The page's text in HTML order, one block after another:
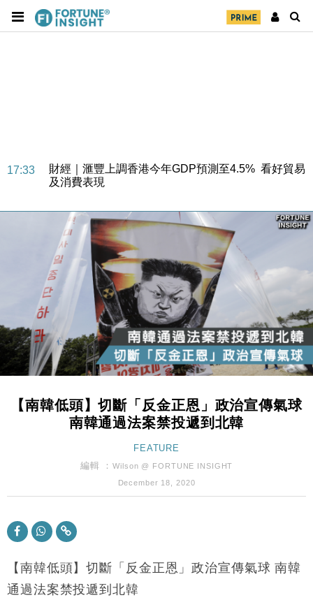
17:33
財經｜滙豐上調香港今年GDP預測至4.5% 看好貿易
及消費表現
損失近6900萬元
財經｜日經失守6.5萬點後回穩 全周仍升近2%
財經｜恒隆10月換帥 玩具「反」斗城亞洲CEO蔡德
粦接任
財經｜韓股反覆波動收跌 連挫7周創逾3年最長跌勢
13:44
財經｜內地7月美元計價出口增近24%勝預期 貿易順
差達1125億美元
12:44
財經｜日本春季三度入市撐日圓 4月單日斥6.28萬億
11:12
國際｜特朗普料美伊戰事快結束 承認部分彈藥庫存緊
財經｜SA售股自救後再出手 斥4億美元押注未上市公
財經｜華僑銀行上半年淨利創新高 中期息增15%至
47仙
17:33
及消費表現
損失近6900萬元
16:05
財經｜日經失守6.5萬點後回穩 全周仍升近2%
【南韓低頭】切斷「反金正恩」政治宣傳氣球
南韓通過法案禁投遞到北韓
FEATURE
編輯 ：Wilson @ FORTUNE INSIGHT
December 18, 2020
【南韓低頭】切斷「反金正恩」政治宣傳氣球 南韓
通過法案禁投遞到北韓